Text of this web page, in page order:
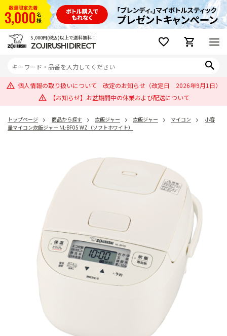
5,000円(税込)以上で送料無料！
ZOJIRUSHI DIRECT
個人情報の取り扱いについて 改定のお知らせ（改定日 2026年9月1日）
【お知らせ】お盆期間中の休業および配送について
トップページ 商品から探す 炊飯ジャー 炊飯ジャー マイコン
小容
量マイコン炊飯ジャー NL-BF05 WZ（ソフトホワイト）